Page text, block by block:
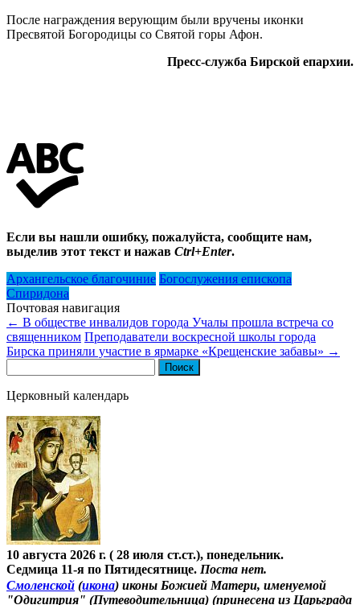
После награждения верующим были вручены иконки
Пресвятой Богородицы со Святой горы Афон.
Пресс-служба Бирской епархии.
Если вы нашли ошибку, пожалуйста, сообщите нам,
выделив этот текст и нажав Ctrl+Enter.
Архангельское благочиние Богослужения епископа
Спиридона
Почтовая навигация
← В обществе инвалидов города Учалы прошла встреча со
священником Преподаватели воскресной школы города
Бирска приняли участие в ярмарке «Крещенские забавы» →
Церковный календарь
10 августа 2026 г. ( 28 июля ст.ст.), понедельник.
Седмица 11-я по Пятидесятнице. Поста нет.
Смоленской (икона) иконы Божией Матери, именуемой
"Одигитрия" (Путеводительница) (принесена из Царьграда